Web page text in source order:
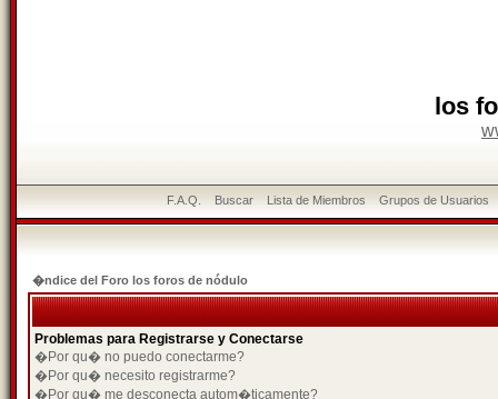
los
F.A.Q. Buscar Lista de Miembros Grupos de Usuarios
�ndice del Foro los foros de nódulo
Problemas para Registrarse y Conectarse
�Por qu� no puedo conectarme?
�Por qu� necesito registrarme?
�Por qu� me desconecta autom�ticamente?